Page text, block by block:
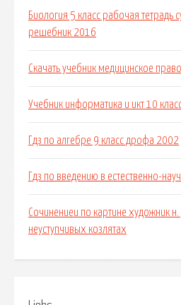
Биология 5 класс рабочая тетрадь
решебник 2016
Скачать учебник медицинское право
Учебник информатика и икт 10
Гдз по алгебре 9 класс дрофа 2002
Гдз по введению в естественно-
Сочинениеи по картине художник
неуступчивых козлятах